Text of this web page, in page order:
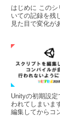
はじめに この
いての記録を残
見た目で変化が
Unityの初期設
われてしまいま
編集してからコ